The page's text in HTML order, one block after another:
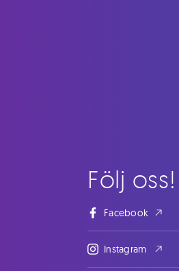
Följ oss!
Facebook
Instagram